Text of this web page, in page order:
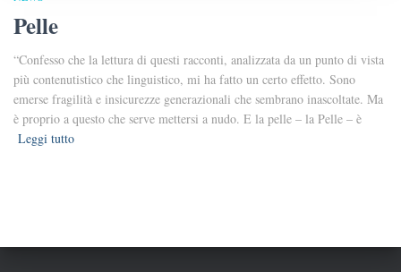
Pelle
“Confesso che la lettura di questi racconti, analizzata da un punto di vista
più contenutistico che linguistico, mi ha fatto un certo effetto. Sono
emerse fragilità e insicurezze generazionali che sembrano inascoltate. Ma
è proprio a questo che serve mettersi a nudo. E la pelle – la Pelle – è
Leggi tutto